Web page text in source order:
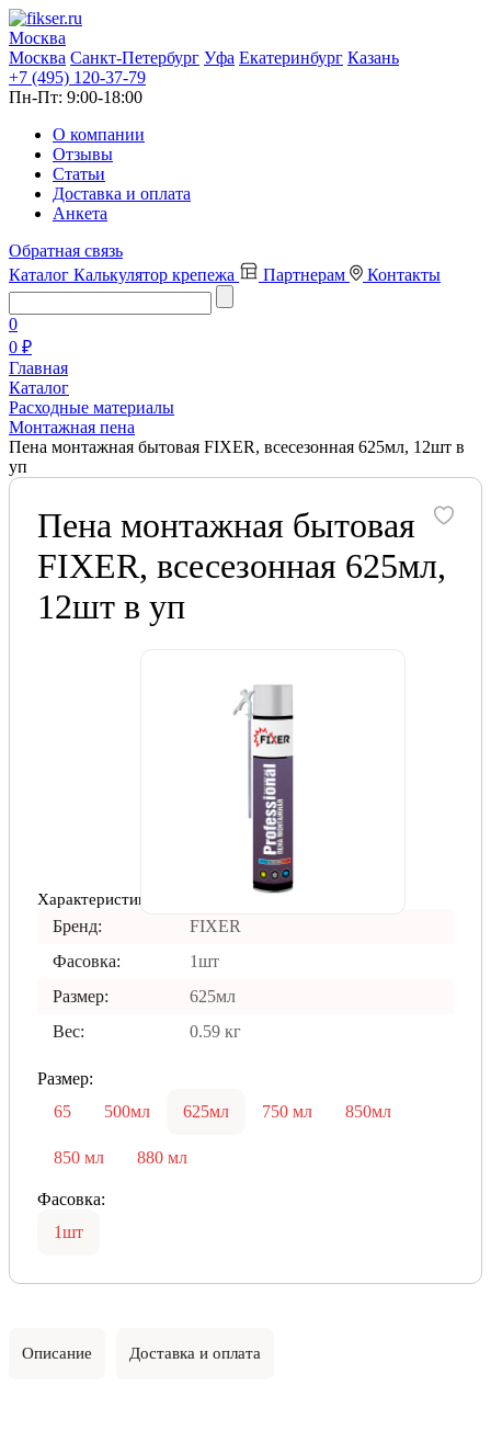
Москва
Москва Санкт-Петербург Уфа Екатеринбург Казань
+7 (495) 120-37-79
Пн-Пт: 9:00-18:00
О компании
Отзывы
Статьи
Доставка и оплата
Анкета
Обратная связь
Каталог Калькулятор крепежа Партнерам Контакты
0
0 ₽
Главная
Каталог
Расходные материалы
Монтажная пена
Пена монтажная бытовая FIXER, всесезонная 625мл, 12шт в
уп
Пена монтажная бытовая
FIXER, всесезонная 625мл,
12шт в уп
Характеристики
Бренд:
FIXER
Фасовка:
1шт
Размер:
625мл
Вес:
0.59 кг
Размер:
65
500мл 625мл 750 мл 850мл
850 мл 880 мл
Фасовка:
1шт
Описание Доставка и оплата